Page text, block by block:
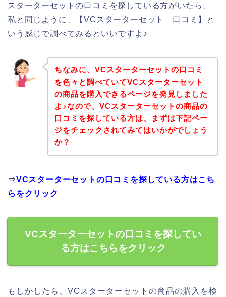
スターターセットの口コミを探している方がいたら、
私と同じように、【VCスターターセット 口コミ】と
いう感じで調べてみるといいですよ♪
ちなみに、VCスターターセットの口コミ
を色々と調べていてVCスターターセット
の商品を購入できるページを発見しました
よ♪なので、VCスターターセットの商品の
口コミを探している方は、まずは下記ペー
ジをチェックされてみてはいかがでしょう
か？
⇒VCスターターセットの口コミを探している方はこち
らをクリック
VCスターターセットの口コミを探してい
る方はこちらをクリック
もしかしたら、VCスターターセットの商品の購入を検